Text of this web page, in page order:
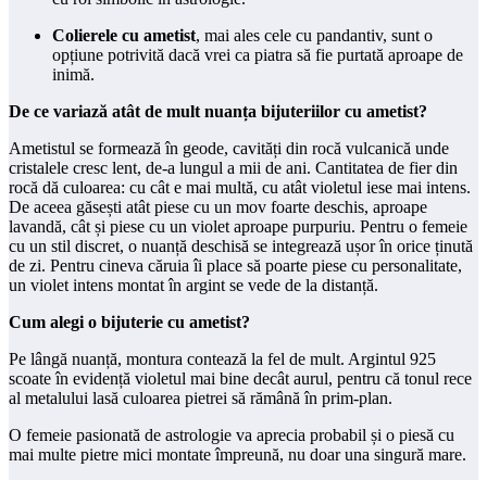
Colierele cu ametist, mai ales cele cu pandantiv, sunt o
opțiune potrivită dacă vrei ca piatra să fie purtată aproape de
inimă.
De ce variază atât de mult nuanța bijuteriilor cu ametist?
Ametistul se formează în geode, cavități din rocă vulcanică unde
cristalele cresc lent, de-a lungul a mii de ani. Cantitatea de fier din
rocă dă culoarea: cu cât e mai multă, cu atât violetul iese mai intens.
De aceea găsești atât piese cu un mov foarte deschis, aproape
lavandă, cât și piese cu un violet aproape purpuriu. Pentru o femeie
cu un stil discret, o nuanță deschisă se integrează ușor în orice ținută
de zi. Pentru cineva căruia îi place să poarte piese cu personalitate,
un violet intens montat în argint se vede de la distanță.
Cum alegi o bijuterie cu ametist?
Pe lângă nuanță, montura contează la fel de mult. Argintul 925
scoate în evidență violetul mai bine decât aurul, pentru că tonul rece
al metalului lasă culoarea pietrei să rămână în prim-plan.
O femeie pasionată de astrologie va aprecia probabil și o piesă cu
mai multe pietre mici montate împreună, nu doar una singură mare.